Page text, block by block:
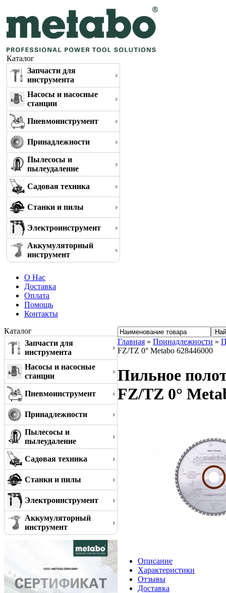
Каталог
Запчасти для
инструмента
Насосы и насосные
станции
Пневмоинструмент
Принадлежности
Пылесосы и
пылеудаление
Садовая техника
Станки и пилы
Электроинструмент
Аккумуляторный
инструмент
О Нас
Доставка
Оплата
Помощь
Контакты
Каталог
Запчасти для
инструмента
Насосы и насосные
станции
Пневмоинструмент
Принадлежности
Пылесосы и
пылеудаление
Садовая техника
Станки и пилы
Электроинструмент
Аккумуляторный
инструмент
Главная » Принадлежности »
FZ/TZ 0° Metabo 628446000
Пильное
FZ/TZ 0°
Описание
Характеристики
Отзывы
Доставка